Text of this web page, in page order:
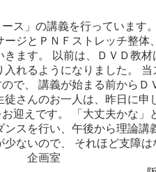
ス」の講義を行っています
ジとＰＮＦストレッチ整体
ます。 以前は、ＤＶＤ教材
れるようになりました。 当
で、 講義が始まる前からＤ
さんのお一人は、昨日に申
迎えです。 「大丈夫かな」
スを行い、午後から理論講
ないので、 それほど支障
企画室